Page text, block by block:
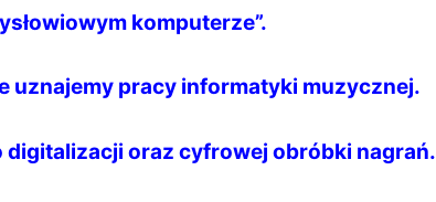
komputerze”.
uznajemy pracy informatyki muzycznej.
digitalizacji oraz cyfrowej obróbki nagrań.